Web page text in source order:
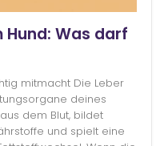
Was darf
mitmacht Die Leber
deines
dem Blut, bildet
und spielt eine